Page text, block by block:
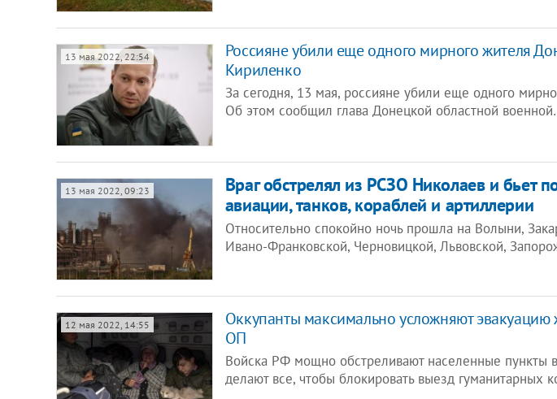
13 мая 2022, 22:54
Россияне убили еще одного мирного жителя
Кириленко
За сегодня, 13 мая, россияне убили еще одного
Об этом сообщил глава Донецкой областной
13 мая 2022, 09:23
Враг обстрелял из РСЗО Николаев и бьет
авиации, танков, кораблей и артиллерии
Относительно спокойно ночь прошла на Волыни,
Ивано-Франковской, Черновицкой, Львовской,
12 мая 2022, 14:55
Оккупанты максимально усложняют эвакуацию
ОП
Войска РФ мощно обстреливают населенные пункты
делают все, чтобы блокировать выезд гуманитарных